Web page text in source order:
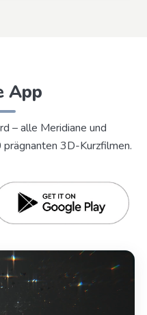
App
– alle Meridiane und
3D-Kurzfilmen.